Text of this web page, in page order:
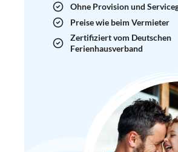
Ohne Provision und
Preise wie beim Vermieter
Zertifiziert vom Deutschen
Ferienhausverband